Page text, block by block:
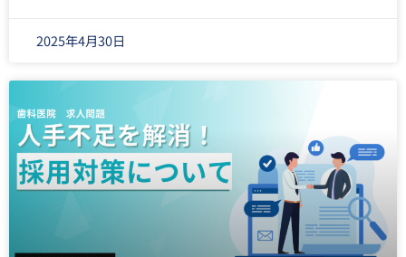
2025年4月30日